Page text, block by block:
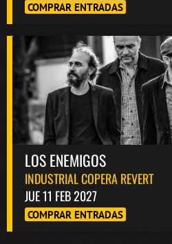
COMPRAR ENTRADAS
LOS ENEMIGOS
INDUSTRIAL COPERA REVERT
JUE 11 FEB 2027
COMPRAR ENTRADAS